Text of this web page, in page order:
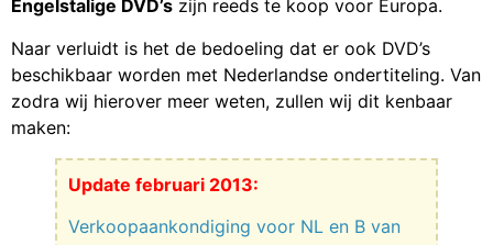
Engelstalige DVD’s zijn reeds te koop voor Europa.
Naar verluidt is het de bedoeling dat er ook DVD’s
beschikbaar worden met Nederlandse ondertiteling. Van
zodra wij hierover meer weten, zullen wij dit kenbaar
maken:
Update februari 2013:
Verkoopaankondiging voor NL en B van